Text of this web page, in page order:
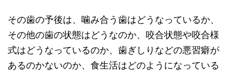
その歯の予後は、噛み合う歯はどうなっているか、
その他の歯の状態はどうなのか、咬合状態や咬合様
式はどうなっているのか、歯ぎしりなどの悪習癖が
あるのかないのか、食生活はどのようになっている